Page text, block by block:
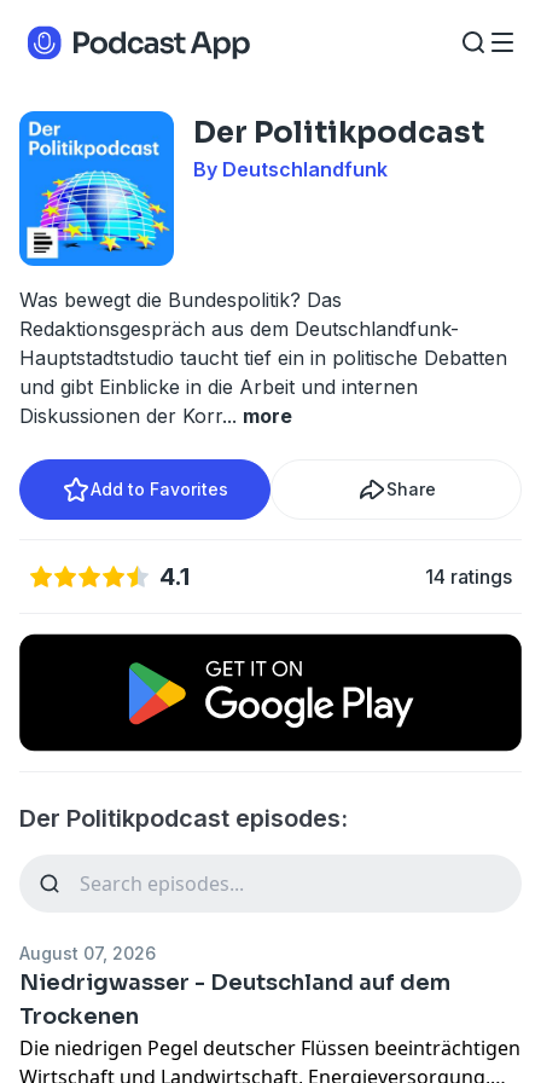
Der Politikpodcast
By Deutschlandfunk
Was bewegt die Bundespolitik? Das
Redaktionsgespräch aus dem Deutschlandfunk-
Hauptstadtstudio taucht tief ein in politische Debatten
und gibt Einblicke in die Arbeit und internen
Diskussionen der Korr... more
Add to Favorites Share
4.1 14 ratings
Der Politikpodcast episodes:
August 07, 2026
Niedrigwasser - Deutschland auf dem
Trockenen
Die niedrigen Pegel deutscher Flüssen beeinträchtigen
Wirtschaft und Landwirtschaft, Energieversorgung,